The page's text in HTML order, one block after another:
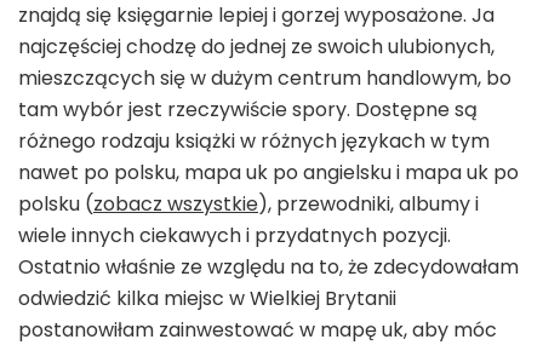
znajdą się księgarnie lepiej i gorzej wyposażone. Ja
najczęściej chodzę do jednej ze swoich ulubionych,
mieszczących się w dużym centrum handlowym, bo
tam wybór jest rzeczywiście spory. Dostępne są
różnego rodzaju książki w różnych językach w tym
nawet po polsku, mapa uk po angielsku i mapa uk po
polsku (zobacz wszystkie), przewodniki, albumy i
wiele innych ciekawych i przydatnych pozycji.
Ostatnio właśnie ze względu na to, że zdecydowałam
odwiedzić kilka miejsc w Wielkiej Brytanii
postanowiłam zainwestować w mapę uk, aby móc